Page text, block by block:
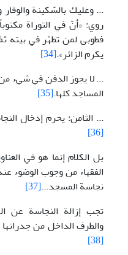
... وعليك بالسّكينة
روي: «أنّ في التوراة
فطوبى لمن تطهّر في بيته
يكرم الزائر».[34]
... لا يجوز الدفن في شيء
المساجد كلها.[35]
... الثامن: يحرم إدخال
[36]
بل الكلام إنما هو في
الفقهاء من وجوب الوضوء
نجاسة المسجد...[37]
تجب إزالة النجاسة عن
والطرف الداخل من
[38]